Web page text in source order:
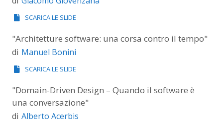
SCARICA LE SLIDE
"Architetture software: una corsa contro il tempo"
di Manuel Bonini
SCARICA LE SLIDE
"Domain-Driven Design – Quando il software è
una conversazione"
di Alberto Acerbis